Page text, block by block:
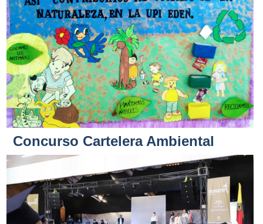
Concurso Cartelera Ambiental